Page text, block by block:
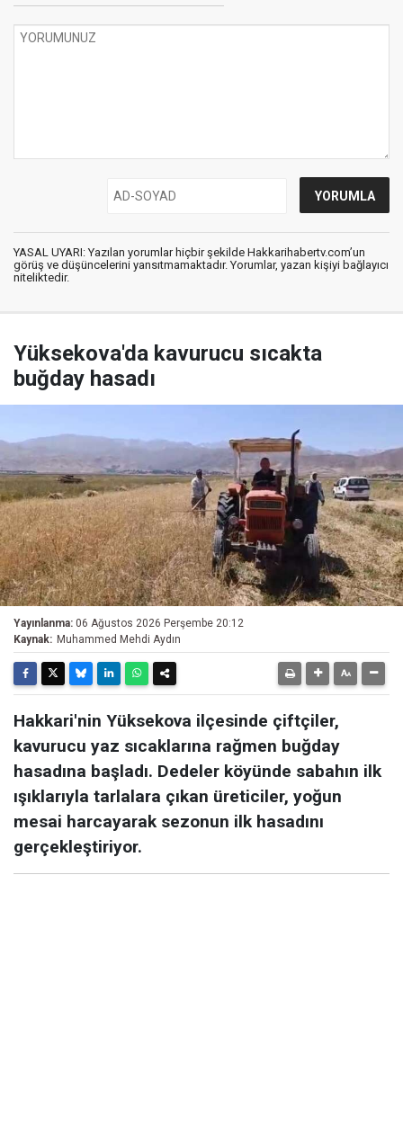
YASAL UYARI: Yazılan yorumlar hiçbir şekilde Hakkarihabertv.com’un
görüş ve düşüncelerini yansıtmamaktadır. Yorumlar, yazan kişiyi bağlayıcı
niteliktedir.
Yüksekova'da kavurucu sıcakta
buğday hasadı
Yayınlanma: 06 Ağustos 2026 Perşembe 20:12
Kaynak: Muhammed Mehdi Aydın
Hakkari'nin Yüksekova ilçesinde çiftçiler,
kavurucu yaz sıcaklarına rağmen buğday
hasadına başladı. Dedeler köyünde sabahın ilk
ışıklarıyla tarlalara çıkan üreticiler, yoğun
mesai harcayarak sezonun ilk hasadını
gerçekleştiriyor.